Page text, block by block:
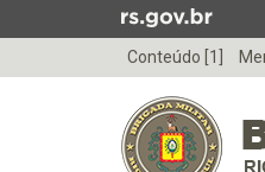
para
Conteúdo [1]